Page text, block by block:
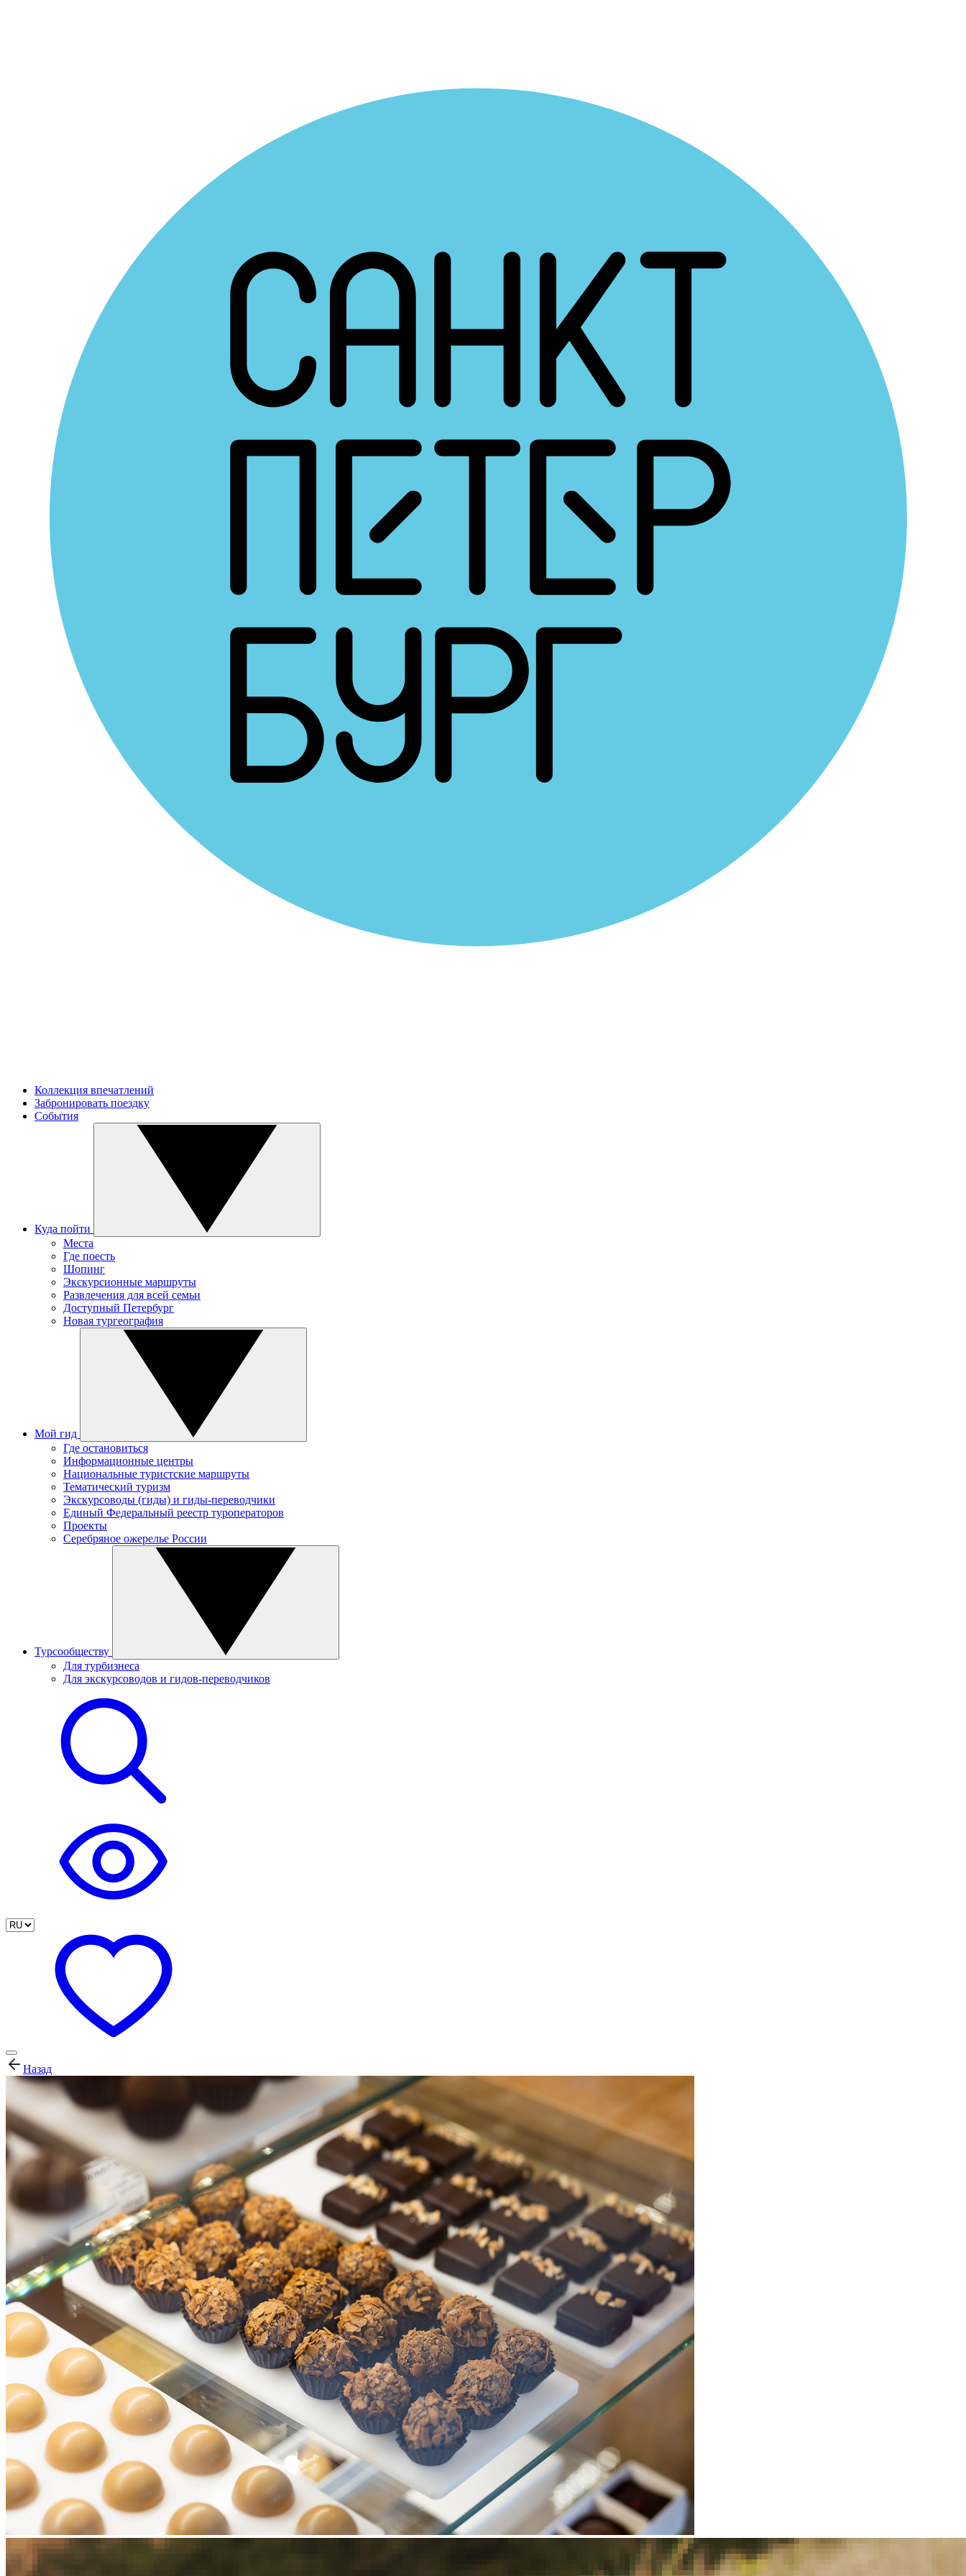
Коллекция впечатлений
Забронировать поездку
События
Куда пойти
Места
Где поесть
Шопинг
Экскурсионные маршруты
Развлечения для всей семьи
Доступный Петербург
Новая тургеография
Мой гид
Где остановиться
Информационные центры
Национальные туристские маршруты
Тематический туризм
Экскурсоводы (гиды) и гиды-переводчики
Единый Федеральный реестр туроператоров
Проекты
Серебряное ожерелье России
Турсообществу
Для турбизнеса
Для экскурсоводов и гидов-переводчиков
Назад